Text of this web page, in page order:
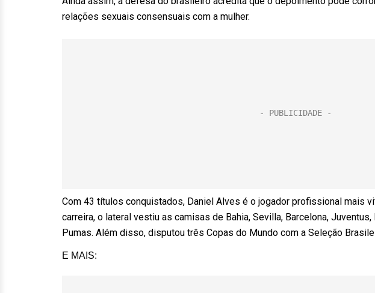
relações sexuais consensuais com a mulher.
Com 43 títulos conquistados, Daniel Alves é o jogador profissional mais
carreira, o lateral vestiu as camisas de Bahia, Sevilla, Barcelona,
Pumas. Além disso, disputou três Copas do Mundo com a Seleção
E MAIS: